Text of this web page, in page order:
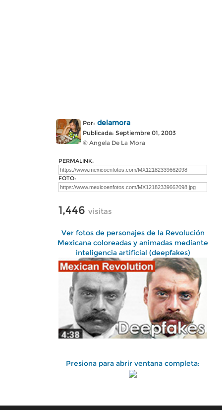
Por: delamora
Publicada: Septiembre 01, 2003
© Angela De La Mora
PERMALINK:
FOTO:
1,446 visitas
Ver fotos de personajes de la Revolución
Mexicana coloreadas y animadas mediante
inteligencia artificial (deepfakes)
Presiona para abrir ventana completa: